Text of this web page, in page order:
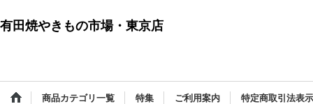
有田焼やきもの市場・東京店
商品カテゴリ一覧 特集 ご利用案内 特定商取引法表示